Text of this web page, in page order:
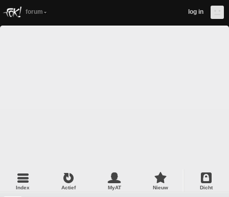
forum log in
Index Actief MyAT Nieuw Dicht